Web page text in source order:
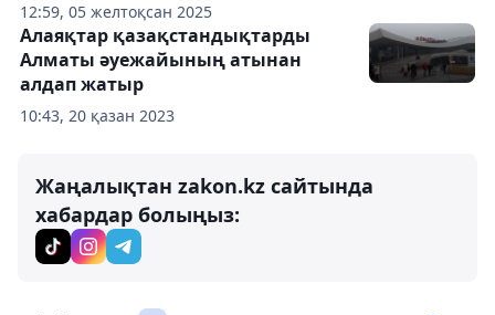
12:59, 05 желтоқсан 2025
10:43, 20 қазан 2023
Алаяқтар қазақстандықтарды
Алматы әуежайының атынан
алдап жатыр
Жаңалықтан zakon.kz сайтында
хабардар болыңыз: